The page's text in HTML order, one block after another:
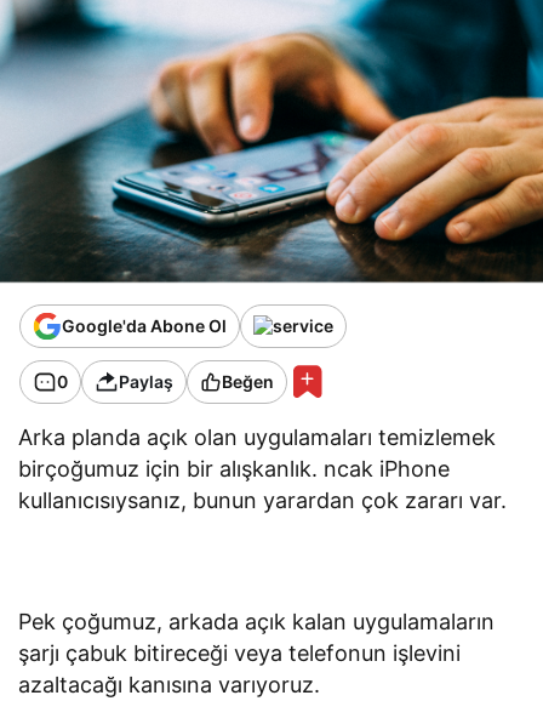
Google'da Abone Ol
0 Paylaş Beğen
Arka planda açık olan uygulamaları temizlemek
birçoğumuz için bir alışkanlık. ncak iPhone
kullanıcısıysanız, bunun yarardan çok zararı var.
Pek çoğumuz, arkada açık kalan uygulamaların
şarjı çabuk bitireceği veya telefonun işlevini
azaltacağı kanısına varıyoruz.